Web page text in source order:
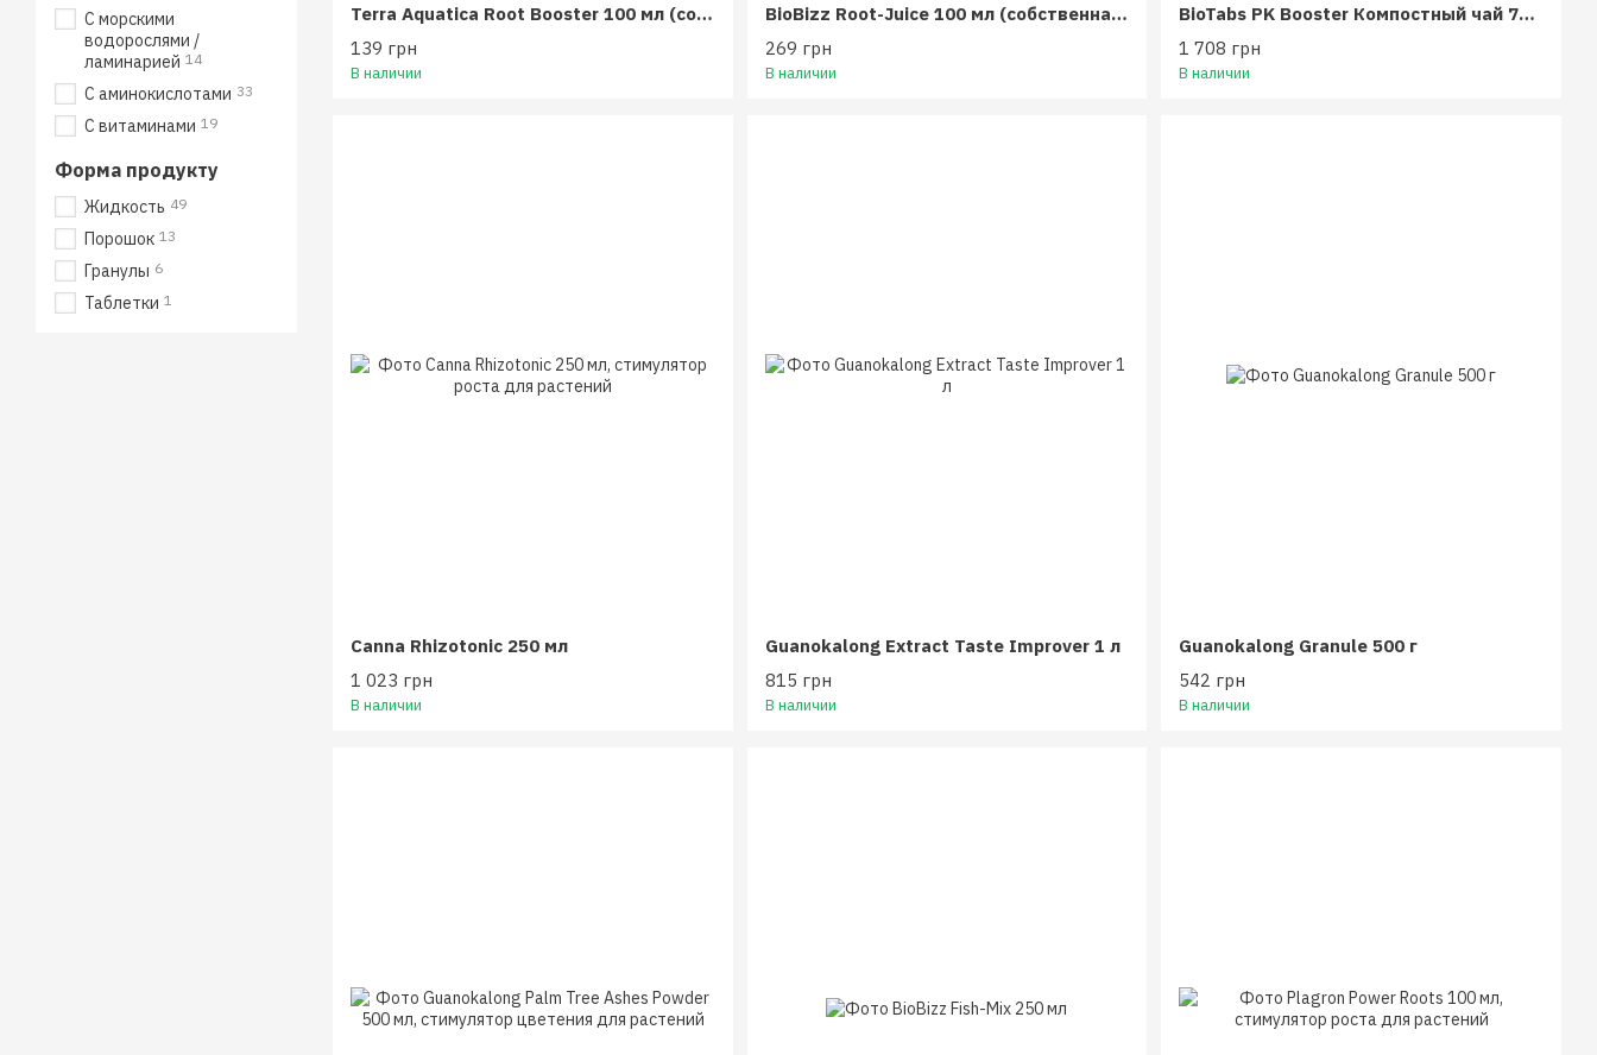
Terra Aquatica Root Booster 100 мл (собственная фасовка)
139 грн
В наличии
BioBizz Root-Juice 100 мл (собственная фасовка)
269 грн
В наличии
BioTabs PK Booster Компостный чай 750 мл
1 708 грн
В наличии
Canna Rhizotonic 250 мл
1 023 грн
В наличии
Guanokalong Extract Taste Improver 1 л
815 грн
В наличии
Guanokalong Granule 500 г
542 грн
В наличии
С морскими
водорослями /
ламинарией 14
С аминокислотами 33
С витаминами 19
Форма продукту
Жидкость 49
Порошок 13
Гранулы 6
Таблетки 1